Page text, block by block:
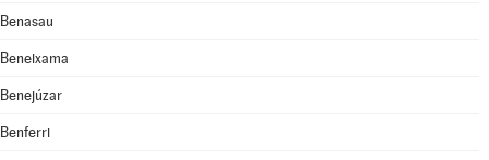
Benasau
Beneixama
Benejúzar
Benferri